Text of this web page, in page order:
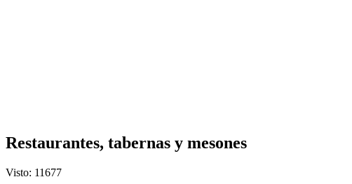
Restaurantes, tabernas y mesones
Visto: 11677